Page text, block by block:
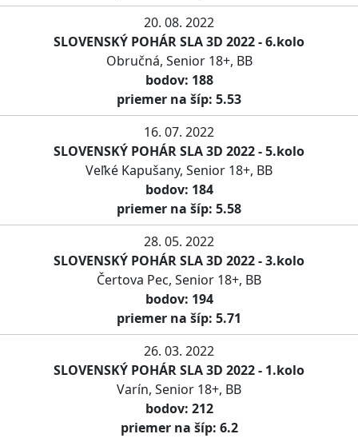
20. 08. 2022
SLOVENSKÝ POHÁR SLA 3D 2022 - 6.kolo
Obručná, Senior 18+, BB
bodov: 188
priemer na šíp: 5.53
16. 07. 2022
SLOVENSKÝ POHÁR SLA 3D 2022 - 5.kolo
Veľké Kapušany, Senior 18+, BB
bodov: 184
priemer na šíp: 5.58
28. 05. 2022
SLOVENSKÝ POHÁR SLA 3D 2022 - 3.kolo
Čertova Pec, Senior 18+, BB
bodov: 194
priemer na šíp: 5.71
26. 03. 2022
SLOVENSKÝ POHÁR SLA 3D 2022 - 1.kolo
Varín, Senior 18+, BB
bodov: 212
priemer na šíp: 6.2